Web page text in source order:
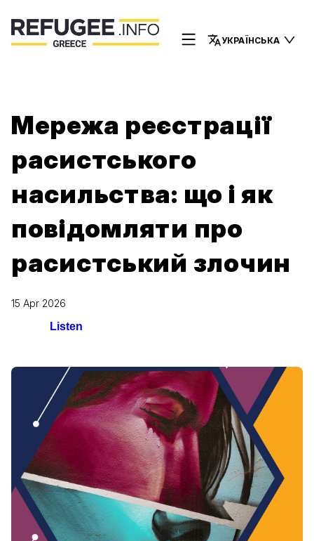
УКРАЇНСЬКА
Мережа реєстрації
расистського
насильства: що і як
повідомляти про
расистський злочин
15 Apr 2026
Listen